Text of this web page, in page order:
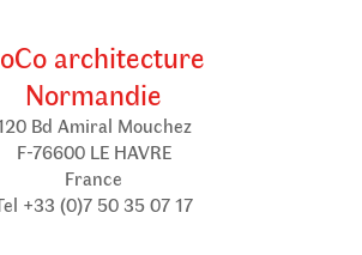
architecture
Normandie
Bd Amiral Mouchez
F-76600 LE HAVRE
France
+33 (0)7 50 35 07 17